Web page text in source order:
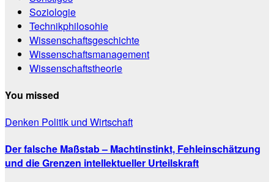
Soziologie
Technikphilosohie
Wissenschaftsgeschichte
Wissenschaftsmanagement
Wissenschaftstheorie
You missed
Denken Politik und Wirtschaft
Der falsche Maßstab – Machtinstinkt, Fehleinschätzung
und die Grenzen intellektueller Urteilskraft